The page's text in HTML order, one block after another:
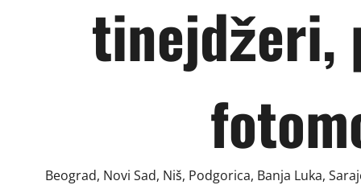
tinejdžeri,
Beograd, Novi Sad, Niš, Podgorica, Banja Luka,